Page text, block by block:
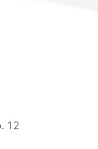
12